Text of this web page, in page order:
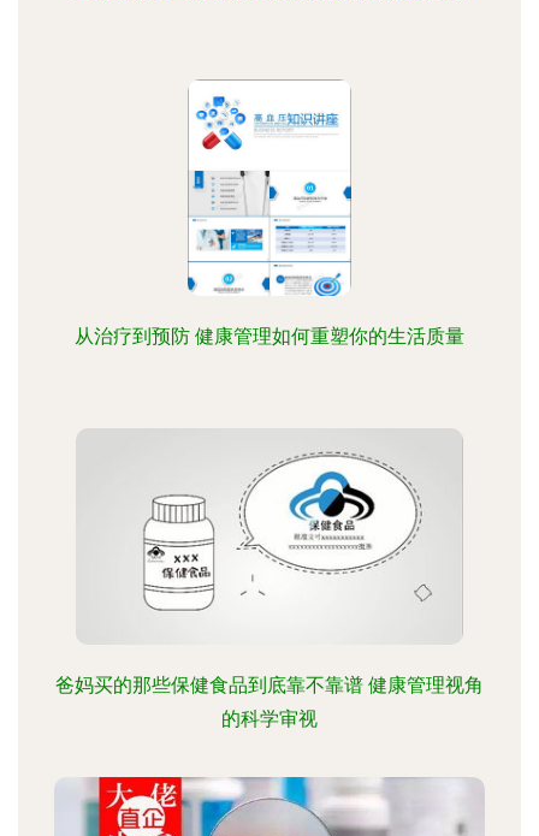
从治疗到预防 健康管理如何重塑你的生活质量
爸妈买的那些保健食品到底靠不靠谱 健康管理视角
的科学审视